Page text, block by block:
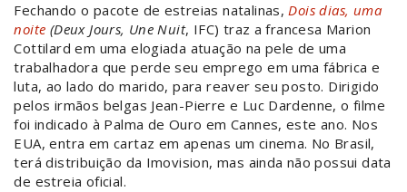
Fechando o pacote de estreias natalinas, Dois dias, uma
noite (Deux Jours, Une Nuit, IFC) traz a francesa Marion
Cottilard em uma elogiada atuação na pele de uma
trabalhadora que perde seu emprego em uma fábrica e
luta, ao lado do marido, para reaver seu posto. Dirigido
pelos irmãos belgas Jean-Pierre e Luc Dardenne, o filme
foi indicado à Palma de Ouro em Cannes, este ano. Nos
EUA, entra em cartaz em apenas um cinema. No Brasil,
terá distribuição da Imovision, mas ainda não possui data
de estreia oficial.